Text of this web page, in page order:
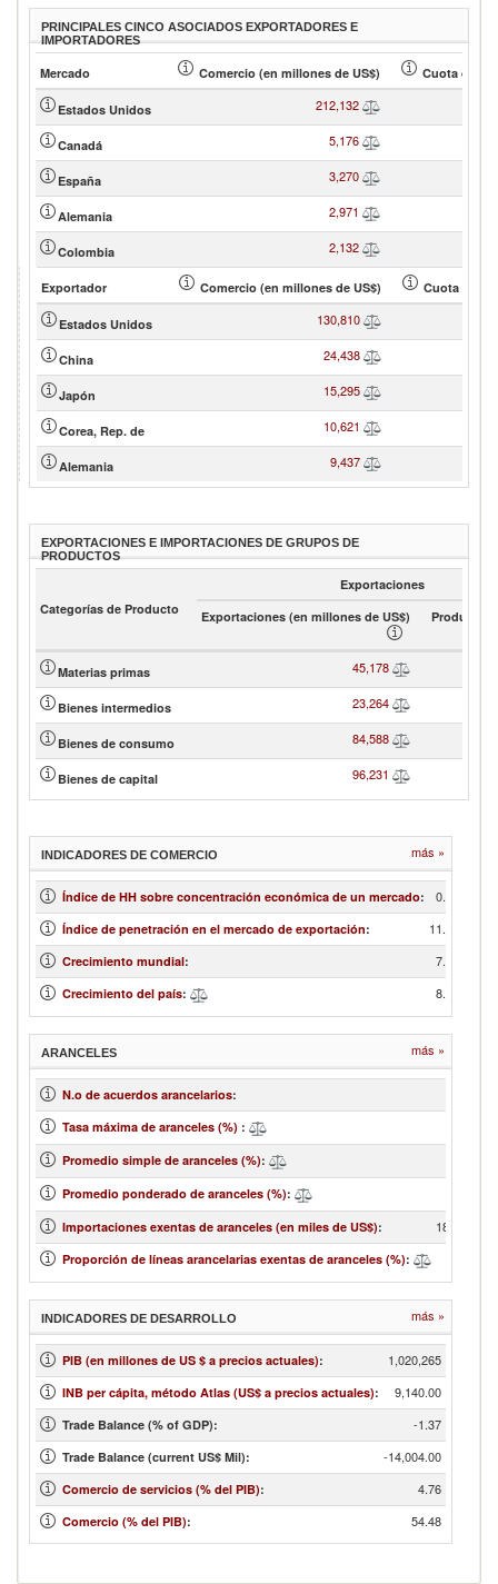
PRINCIPALES CINCO ASOCIADOS EXPORTADORES E
IMPORTADORES
Mercado Comercio (en millones de US$) Cuota de
Estados Unidos 212,132
Canadá 5,176
España 3,270
Alemania 2,971
Colombia 2,132
Exportador Comercio (en millones de US$) Cuota de
Estados Unidos 130,810
China 24,438
Japón 15,295
Corea, Rep. de 10,621
Alemania 9,437
EXPORTACIONES E IMPORTACIONES DE GRUPOS DE
PRODUCTOS
Categorías de Producto
Exportaciones
Exportaciones (en millones de US$)
Product
Materias primas 45,178
Bienes intermedios 23,264
Bienes de consumo 84,588
Bienes de capital 96,231
INDICADORES DE COMERCIO más »
Índice de HH sobre concentración económica de un mercado: 0.63
Índice de penetración en el mercado de exportación: 11.31
Crecimiento mundial: 7.67
Crecimiento del país: 8.32
ARANCELES más »
N.o de acuerdos arancelarios:
Tasa máxima de aranceles (%) :
Promedio simple de aranceles (%):
Promedio ponderado de aranceles (%):
Importaciones exentas de aranceles (en miles de US$):
Proporción de líneas arancelarias exentas de aranceles (%):
INDICADORES DE DESARROLLO más »
PIB (en millones de US $ a precios actuales): 1,020,265
INB per cápita, método Atlas (US$ a precios actuales): 9,140.00
Trade Balance (% of GDP): -1.37
Trade Balance (current US$ Mil): -14,004.00
Comercio de servicios (% del PIB): 4.76
Comercio (% del PIB): 54.48